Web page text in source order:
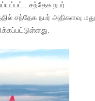
சந்தேக நபர்
சந்தேக நபர் அதிகளவு மது